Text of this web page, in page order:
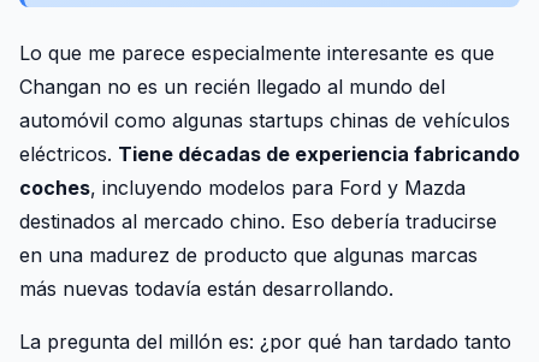
Lo que me parece especialmente interesante es que
Changan no es un recién llegado al mundo del
automóvil como algunas startups chinas de vehículos
eléctricos. Tiene décadas de experiencia fabricando
coches, incluyendo modelos para Ford y Mazda
destinados al mercado chino. Eso debería traducirse
en una madurez de producto que algunas marcas
más nuevas todavía están desarrollando.
La pregunta del millón es: ¿por qué han tardado tanto